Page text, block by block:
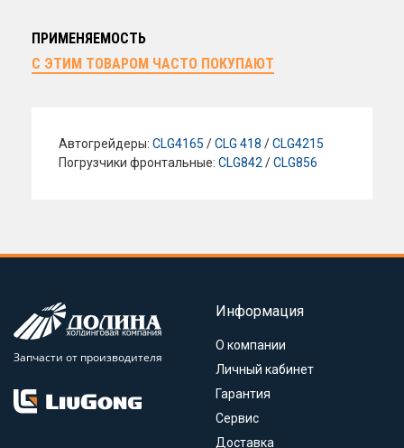
ПРИМЕНЯЕМОСТЬ
С ЭТИМ ТОВАРОМ ЧАСТО ПОКУПАЮТ
Автогрейдеры: CLG4165 /CLG 418 /CLG4215
Погрузчики фронтальные: CLG842 /CLG856
Запчасти от производителя
Информация
О компании
Личный кабинет
Гарантия
Сервис
Доставка